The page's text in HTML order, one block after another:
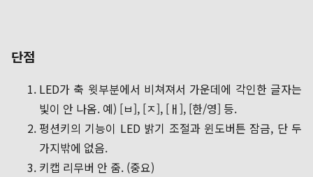
단점
LED가 축 윗부분에서 비쳐져서 가운데에 각인한 글자는
빛이 안 나옴. 예) [ㅂ], [ㅈ], [ㅐ], [한/영] 등.
펑션키의 기능이 LED 밝기 조절과 윈도버튼 잠금, 단 두
가지밖에 없음.
키캡 리무버 안 줌. (중요)